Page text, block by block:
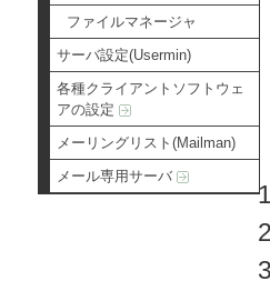
ファイルマネージャ
サーバ設定(Usermin)
各種クライアントソフトウェ
アの設定
メーリングリスト(Mailman)
メール専用サーバ